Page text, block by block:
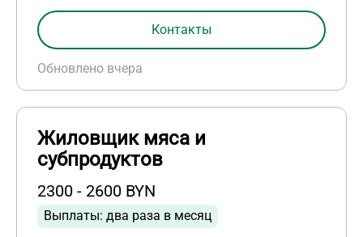
Обновлено вчера
Контакты
Жиловщик мяса и
субпродуктов
2300 - 2600 BYN
Выплаты: два раза в месяц